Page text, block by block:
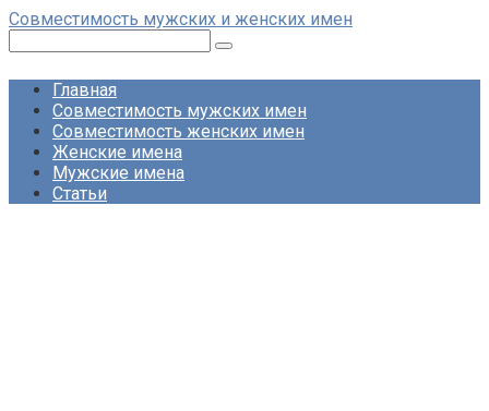
Перейти
контенту
Совместимость мужских и женских имен
Главная
Совместимость мужских имен
Совместимость женских имен
Женские имена
Мужские имена
Статьи